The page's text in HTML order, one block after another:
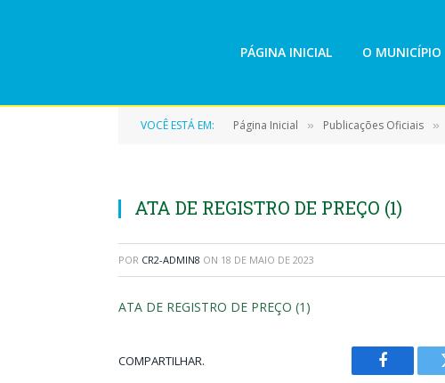
PÁGINA INICIAL O MUNICÍPIO
VOCÊ ESTÁ EM: Página Inicial » Publicações Oficiais »
ATA DE REGISTRO DE PREÇO (1)
POR CR2-ADMIN8 ON 18 DE MAIO DE 2023
ATA DE REGISTRO DE PREÇO (1)
COMPARTILHAR.
Facebook